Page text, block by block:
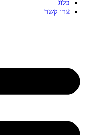
בלוג
צרו קשר